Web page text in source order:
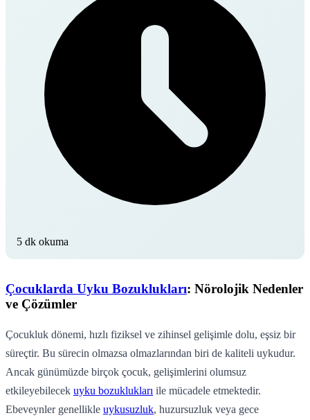
5 dk okuma
Çocuklarda Uyku Bozuklukları: Nörolojik Nedenler
ve Çözümler
Çocukluk dönemi, hızlı fiziksel ve zihinsel gelişimle dolu, eşsiz bir
süreçtir. Bu sürecin olmazsa olmazlarından biri de kaliteli uykudur.
Ancak günümüzde birçok çocuk, gelişimlerini olumsuz
etkileyebilecek uyku bozuklukları ile mücadele etmektedir.
Ebeveynler genellikle uykusuzluk, huzursuzluk veya gece